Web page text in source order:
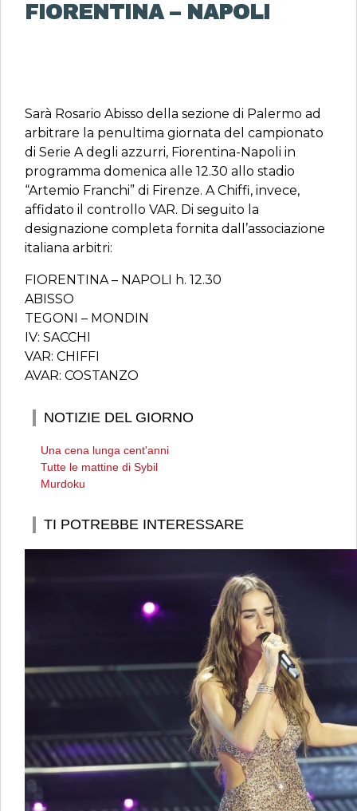
FIORENTINA – NAPOLI
Sarà Rosario Abisso della sezione di Palermo ad
arbitrare la penultima giornata del campionato
di Serie A degli azzurri, Fiorentina-Napoli in
programma domenica alle 12.30 allo stadio
“Artemio Franchi” di Firenze. A Chiffi, invece,
affidato il controllo VAR. Di seguito la
designazione completa fornita dall’associazione
italiana arbitri:
FIORENTINA – NAPOLI h. 12.30
ABISSO
TEGONI – MONDIN
IV: SACCHI
VAR: CHIFFI
AVAR: COSTANZO
NOTIZIE DEL GIORNO
Una cena lunga cent'anni
Tutte le mattine di Sybil
Murdoku
TI POTREBBE INTERESSARE